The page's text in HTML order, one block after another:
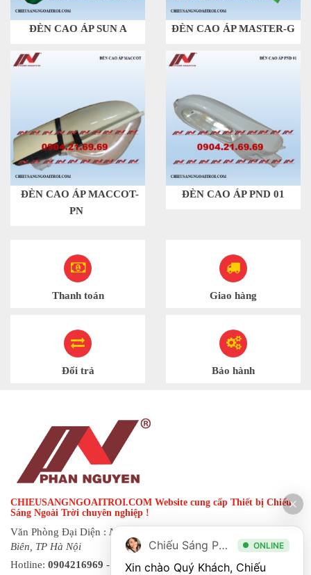
ĐÈN CAO ÁP SUN A ĐÈN CAO ÁP MASTER-G
ĐÈN CAO ÁP MACCOT-
PN
ĐÈN CAO ÁP PND 01
Thanh toán Giao hàng
Đổi trả Bảo hành
CHIEUSANGNGOAITROI.COM Website cung cấp Thiết bị Chiếu
Sáng Ngoài Trời chuyên nghiệp !
Văn Phòng Đại Diện : Ngõ 144 đường Hạ Trại, phường Long
Biên, TP Hà Nội
Hotline: 0904216969 - Fax:0243 873 8822| Email:
Chiếu Sáng Phan Nguyễn ONLINE
Xin chào Quý Khách, Chiếu